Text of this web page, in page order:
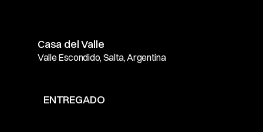
Casa del Valle
Valle Escondido, Salta, Argentina
ENTREGADO